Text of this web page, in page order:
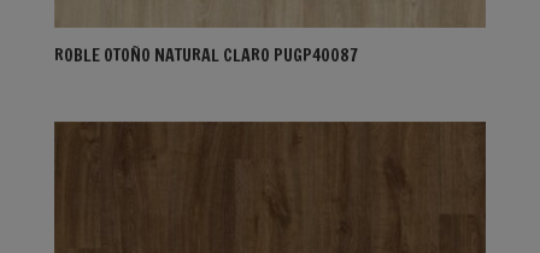
ROBLE OTOÑO NATURAL CLARO PUGP40087